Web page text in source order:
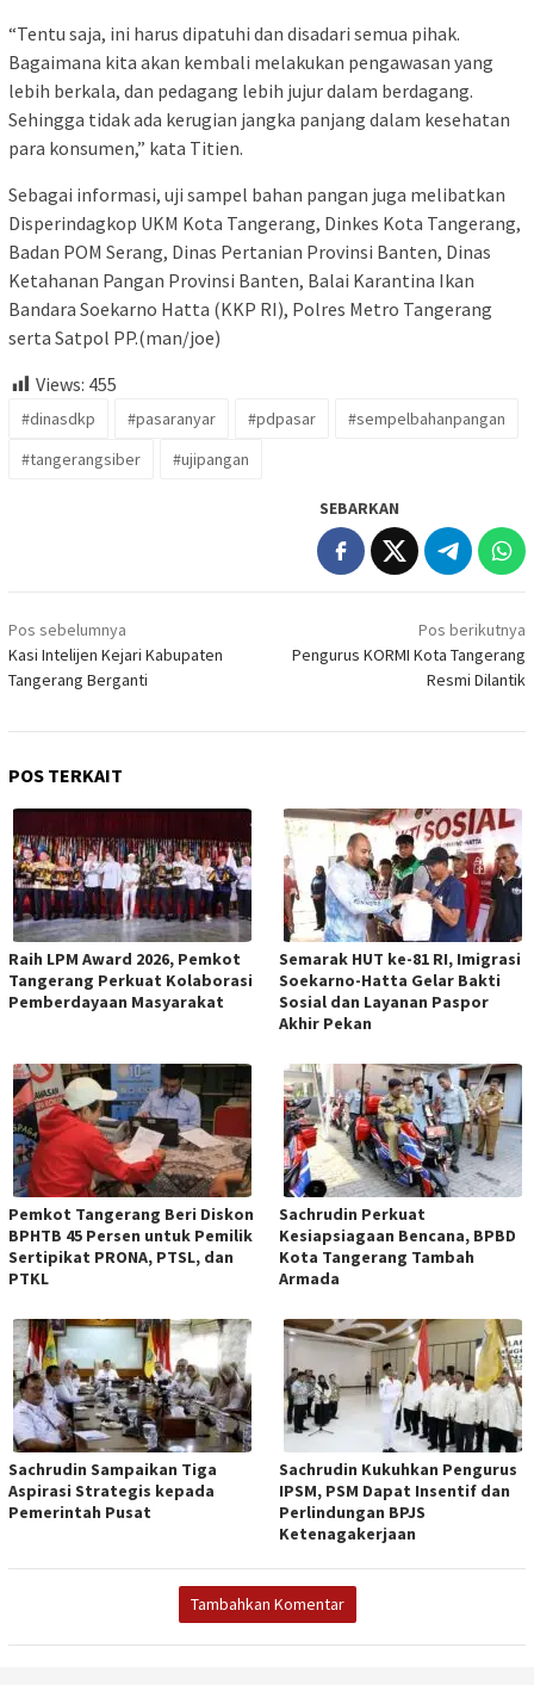
“Tentu saja, ini harus dipatuhi dan disadari semua pihak.
Bagaimana kita akan kembali melakukan pengawasan yang
lebih berkala, dan pedagang lebih jujur dalam berdagang.
Sehingga tidak ada kerugian jangka panjang dalam kesehatan
para konsumen,” kata Titien.
Sebagai informasi, uji sampel bahan pangan juga melibatkan
Disperindagkop UKM Kota Tangerang, Dinkes Kota Tangerang,
Badan POM Serang, Dinas Pertanian Provinsi Banten, Dinas
Ketahanan Pangan Provinsi Banten, Balai Karantina Ikan
Bandara Soekarno Hatta (KKP RI), Polres Metro Tangerang
serta Satpol PP.(man/joe)
Views: 455
#dinasdkp #pasaranyar #pdpasar
#sempelbahanpangan
#tangerangsiber
#ujipangan
SEBARKAN
Navigasi
pos
Pos sebelumnya
Kasi Intelijen Kejari Kabupaten
Tangerang Berganti
Pos berikutnya
Pengurus KORMI Kota Tangerang
Resmi Dilantik
POS TERKAIT
Raih LPM Award 2026, Pemkot
Tangerang Perkuat Kolaborasi
Pemberdayaan Masyarakat
Semarak HUT ke-81 RI, Imigrasi
Soekarno-Hatta Gelar Bakti
Sosial dan Layanan Paspor
Akhir Pekan
Pemkot Tangerang Beri Diskon
BPHTB 45 Persen untuk Pemilik
Sertipikat PRONA, PTSL, dan
PTKL
Sachrudin Perkuat
Kesiapsiagaan Bencana, BPBD
Kota Tangerang Tambah
Armada
Sachrudin Sampaikan Tiga
Aspirasi Strategis kepada
Pemerintah Pusat
Sachrudin Kukuhkan Pengurus
IPSM, PSM Dapat Insentif dan
Perlindungan BPJS
Ketenagakerjaan
Tambahkan Komentar